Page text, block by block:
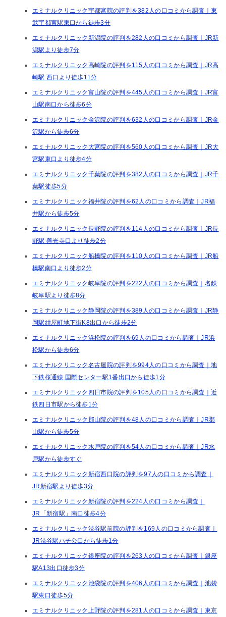
エミナルクリニック宇都宮院の評判を382人の口コミから調査｜東
武宇都宮駅東口から徒歩3分
エミナルクリニック新潟院の評判を282人の口コミから調査｜JR新
潟駅より徒歩7分
エミナルクリニック高崎院の評判を115人の口コミから調査｜JR高
崎駅 西口より徒歩11分
エミナルクリニック富山院の評判を445人の口コミから調査｜JR富
山駅南口から徒歩6分
エミナルクリニック金沢院の評判を632人の口コミから調査｜JR金
沢駅から徒歩6分
エミナルクリニック大宮院の評判を560人の口コミから調査｜JR大
宮駅東口より徒歩4分
エミナルクリニック千葉院の評判を382人の口コミから調査｜JR千
葉駅徒歩5分
エミナルクリニック福井院の評判を62人の口コミから調査｜JR福
井駅から徒歩5分
エミナルクリニック長野院の評判を114人の口コミから調査｜JR長
野駅 善光寺口より徒歩2分
エミナルクリニック船橋院の評判を110人の口コミから調査｜JR船
橋駅南口より徒歩2分
エミナルクリニック岐阜院の評判を222人の口コミから調査｜名鉄
岐阜駅より徒歩8分
エミナルクリニック静岡院の評判を389人の口コミから調査｜JR静
岡駅紺屋町地下街K8出口から徒歩2分
エミナルクリニック浜松院の評判を69人の口コミから調査｜JR浜
松駅から徒歩6分
エミナルクリニック名古屋院の評判を994人の口コミから調査｜地
下鉄桜通線 国際センター駅1番出口から徒歩1分
エミナルクリニック四日市院の評判を105人の口コミから調査｜近
鉄四日市駅から徒歩1分
エミナルクリニック郡山院の評判を48人の口コミから調査｜JR郡
山駅から徒歩5分
エミナルクリニック水戸院の評判を54人の口コミから調査｜JR水
戸駅から徒歩すぐ
エミナルクリニック新宿西口院の評判を97人の口コミから調査｜
JR新宿駅より徒歩3分
エミナルクリニック新宿院の評判を224人の口コミから調査｜
JR「新宿駅」南口徒歩4分
エミナルクリニック渋谷駅前院の評判を169人の口コミから調査｜
JR渋谷駅ハチ公口から徒歩1分
エミナルクリニック銀座院の評判を263人の口コミから調査｜銀座
駅A13出口徒歩3分
エミナルクリニック池袋院の評判を406人の口コミから調査｜池袋
駅東口徒歩5分
エミナルクリニック上野院の評判を281人の口コミから調査｜東京